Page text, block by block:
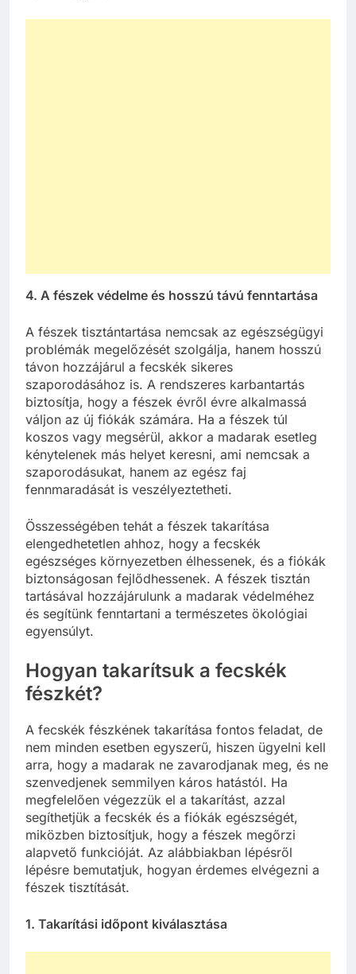
4. A fészek védelme és hosszú távú fenntartása
A fészek tisztántartása nemcsak az egészségügyi
problémák megelőzését szolgálja, hanem hosszú
távon hozzájárul a fecskék sikeres
szaporodásához is. A rendszeres karbantartás
biztosítja, hogy a fészek évről évre alkalmassá
váljon az új fiókák számára. Ha a fészek túl
koszos vagy megsérül, akkor a madarak esetleg
kénytelenek más helyet keresni, ami nemcsak a
szaporodásukat, hanem az egész faj
fennmaradását is veszélyeztetheti.
Összességében tehát a fészek takarítása
elengedhetetlen ahhoz, hogy a fecskék
egészséges környezetben élhessenek, és a fiókák
biztonságosan fejlődhessenek. A fészek tisztán
tartásával hozzájárulunk a madarak védelméhez
és segítünk fenntartani a természetes ökológiai
egyensúlyt.
Hogyan takarítsuk a fecskék
fészkét?
A fecskék fészkének takarítása fontos feladat, de
nem minden esetben egyszerű, hiszen ügyelni kell
arra, hogy a madarak ne zavarodjanak meg, és ne
szenvedjenek semmilyen káros hatástól. Ha
megfelelően végezzük el a takarítást, azzal
segíthetjük a fecskék és a fiókák egészségét,
miközben biztosítjuk, hogy a fészek megőrzi
alapvető funkcióját. Az alábbiakban lépésről
lépésre bemutatjuk, hogyan érdemes elvégezni a
fészek tisztítását.
1. Takarítási időpont kiválasztása